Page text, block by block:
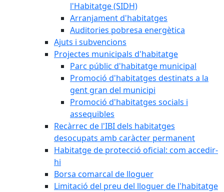
l'Habitatge (SIDH)
Arranjament d'habitatges
Auditories pobresa energètica
Ajuts i subvencions
Projectes municipals d'habitatge
Parc públic d'habitatge municipal
Promoció d'habitatges destinats a la
gent gran del municipi
Promoció d'habitatges socials i
assequibles
Recàrrec de l'IBI dels habitatges
desocupats amb caràcter permanent
Habitatge de protecció oficial: com accedir-
hi
Borsa comarcal de lloguer
Limitació del preu del lloguer de l'habitatge